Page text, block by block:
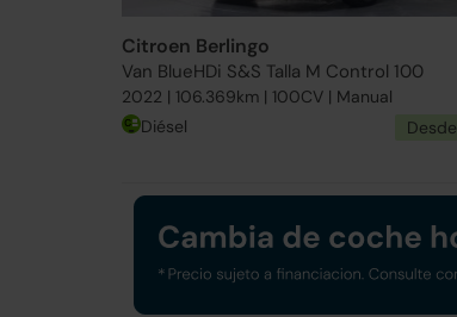
Citroen Berlingo
Van BlueHDi S&S Talla M Control 100
2022 | 106.369km | 100CV | Manual
Diésel Desde